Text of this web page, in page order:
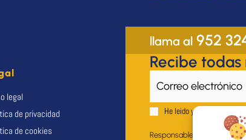
legal
de privacidad
de cookies
llama al952
Recibe
He leido y acepto el
Responsable del fichero: